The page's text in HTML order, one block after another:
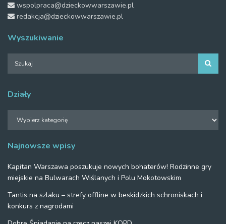
wspolpraca@dzieckowwarszawie.pl
redakcja@dzieckowwarszawie.pl
Wyszukiwanie
Działy
Najnowsze wpisy
Kapitan Warszawa poszukuje nowych bohaterów! Rodzinne gry
miejskie na Bulwarach Wiślanych i Polu Mokotowskim
Tantis na szlaku – strefy offline w beskidzkich schroniskach i
konkurs z nagrodami